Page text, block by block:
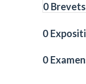
0 Brevets
0
0